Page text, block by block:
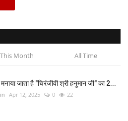
This Month All Time
जाता है "चिरंजीवी श्री हनुमान जी" का 2...
Apr 12, 2025 0 22